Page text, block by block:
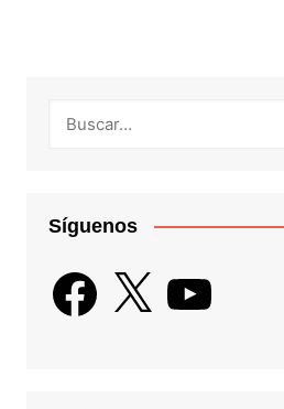
Síguenos
Facebook
X YouTube